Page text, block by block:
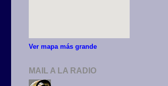
Ver mapa más grande
MAIL A LA RADIO